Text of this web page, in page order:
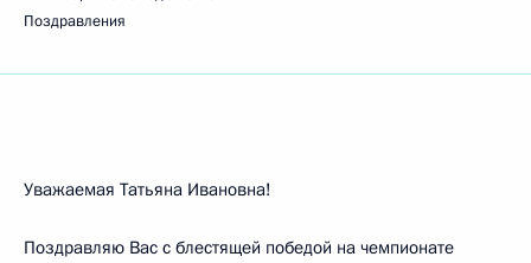
Поздравления
Уважаемая Татьяна Ивановна!
Поздравляю Вас с блестящей победой на чемпионате